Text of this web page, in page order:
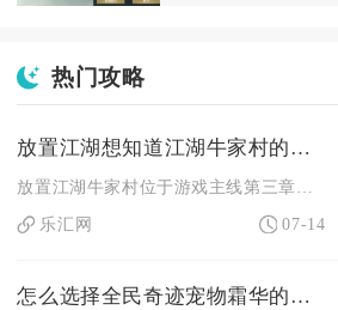
热门攻略
放置江湖想知道江湖牛家村的所在地点
放置江湖牛家村位于游戏主线第三章地图，通关前两章金牛武馆、衡...
乐汇网
07-14
怎么选择全民奇迹宠物霜华的搭配方案